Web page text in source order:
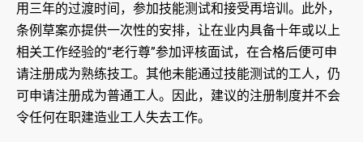
用三年的过渡时间，参加技能测试和接受再培训。此外，
条例草案亦提供一次性的安排，让在业内具备十年或以上
相关工作经验的“老行尊”参加评核面试，在合格后便可申
请注册成为熟练技工。其他未能通过技能测试的工人，仍
可申请注册成为普通工人。因此，建议的注册制度并不会
令任何在职建造业工人失去工作。